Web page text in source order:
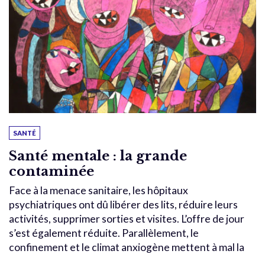
SANTÉ
Santé mentale : la grande
contaminée
Face à la menace sanitaire, les hôpitaux
psychiatriques ont dû libérer des lits, réduire leurs
activités, supprimer sorties et visites. L’offre de jour
s’est également réduite. Parallèlement, le
confinement et le climat anxiogène mettent à mal la